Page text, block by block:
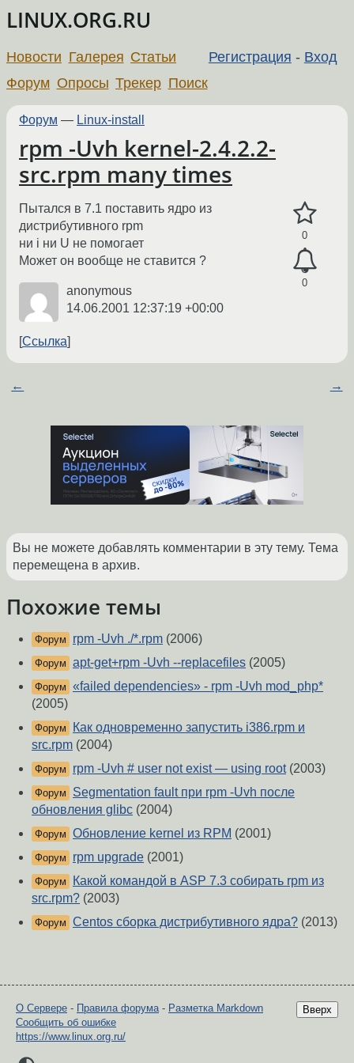
LINUX.ORG.RU
Регистрация - Вход
Новости Галерея Статьи
Форум Опросы Трекер Поиск
Форум — Linux-install
rpm -Uvh kernel-2.4.2.2-
src.rpm many times
0
0
Пытался в 7.1 поставить ядро из
дистрибутивного rpm
ни i ни U не помогает
Может он вообще не ставится ?
anonymous
14.06.2001 12:37:19 +00:00
Ссылка
← →
Вы не можете добавлять комментарии в эту тему. Тема
перемещена в архив.
Похожие темы
Форум rpm -Uvh ./*.rpm (2006)
Форум apt-get+rpm -Uvh --replacefiles (2005)
Форум «failed dependencies» - rpm -Uvh mod_php*
(2005)
Форум
Как одновременно запустить i386.rpm и
src.rpm (2004)
Форум rpm -Uvh # user not exist — using root(2003)
Форум
Segmentation fault при rpm -Uvh после
обновления glibc (2004)
Форум Обновление kernel из RPM (2001)
Форум rpm upgrade (2001)
Форум
Какой командой в ASP 7.3 собирать rpm из
src.rpm? (2003)
Форум Centos сборка дистрибутивного ядра? (2013)
Вверх
О Сервере - Правила форума- Разметка Markdown
Сообщить об ошибке
https://www.linux.org.ru/